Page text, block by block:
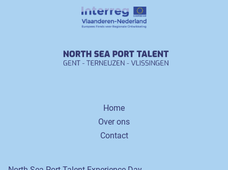
Home
Over ons
Contact